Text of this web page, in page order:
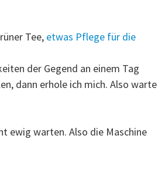
Tee, etwas Pflege für die
der Gegend an einem Tag
dann erhole ich mich. Also warte
ewig warten. Also die Maschine